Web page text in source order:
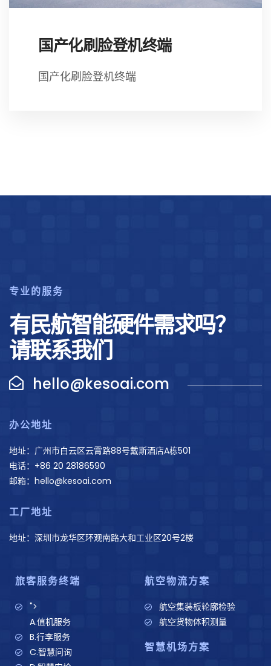
国产化刷脸登机终端
国产化刷脸登机终端
专业的服务
有民航智能硬件需求吗？
请联系我们
hello@kesoai.com
办公地址
地址：广州市白云区云霄路88号戴斯酒店A栋501
电话：+86 20 28186590
邮箱：hello@kesoai.com
工厂地址
地址：深圳市龙华区环观南路大和工业区20号2楼
旅客服务终端
">
A.值机服务
B.行李服务
C.智慧问询
航空物流方案
航空集装板轮廓检验
航空货物体积测量
智慧机场方案